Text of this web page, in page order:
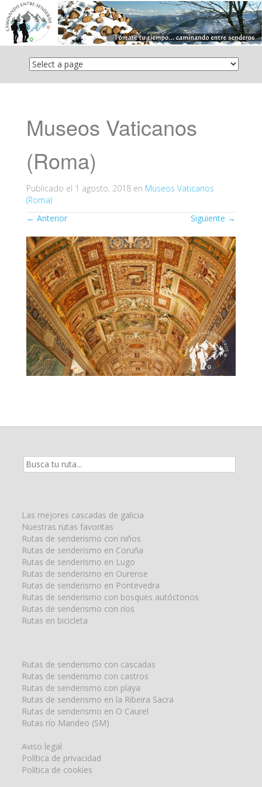
Saltar
contenido
Museos Vaticanos
(Roma)
Publicado el 1 agosto, 2018 en Museos Vaticanos
(Roma)
← Anterior Siguiente →
Resultados
Las mejores cascadas de galicia
Nuestras rutas favoritas
Rutas de senderismo con niños
Rutas de senderismo en Coruña
Rutas de senderismo en Lugo
Rutas de senderismo en Ourense
Rutas de senderismo en Pontevedra
Rutas de senderismo con bosques autóctonos
Rutas de senderismo con ríos
Rutas en bicicleta
Rutas de senderismo con cascadas
Rutas de senderismo con castros
Rutas de senderismo con playa
Rutas de senderismo en la Ribeira Sacra
Rutas de senderismo en O Caurel
Rutas río Mandeo (SM)
Aviso legal
Política de privacidad
Política de cookies